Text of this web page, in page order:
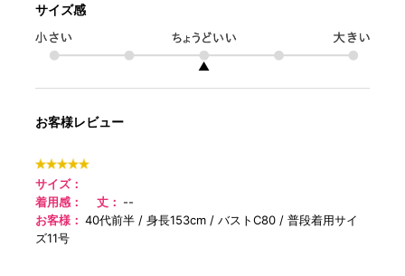
サイズ感
▲
お客様レビュー
サイズ：
着用感：
丈： --
お客様：40代前半 身長153cm バストC80
普段着用サイ
ズ11号